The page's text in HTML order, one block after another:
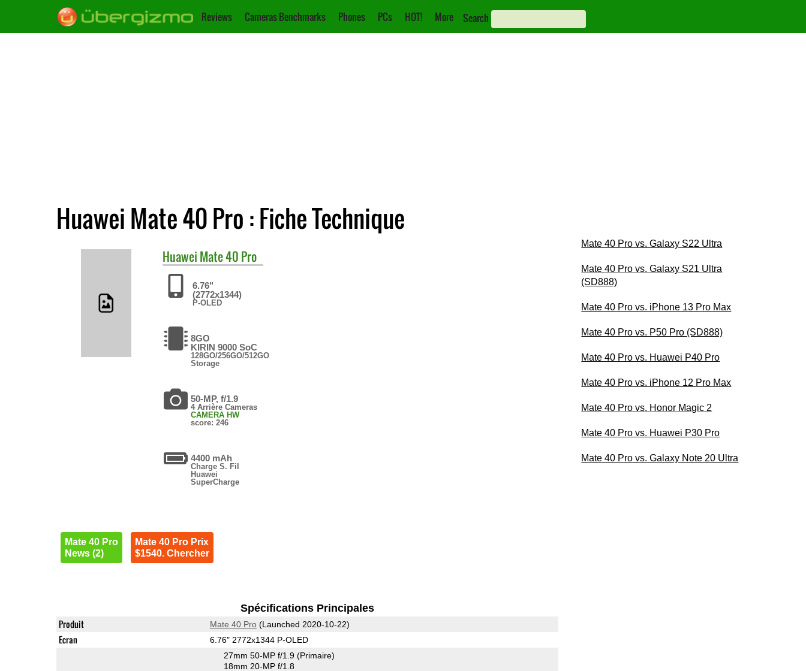
Reviews Cameras Benchmarks Phones PCs HOT! More Search
Huawei Mate 40 Pro : Fiche Technique
Huawei Mate 40 Pro
6.76"
(2772x1344)
P-OLED
8GO
KIRIN 9000 SoC
128GO/256GO/512GO
Storage
50-MP, f/1.9
4 Arrière Cameras
CAMERA HW
score: 246
4400 mAh
Charge S. Fil
Huawei
SuperCharge
Mate 40 Pro
News (2)
Mate 40 Pro Prix
$1540. Chercher
Spécifications Principales
Produit Mate 40 Pro(Launched 2020-10-22)
Ecran 6.76" 2772x1344 P-OLED
27mm 50-MP f/1.9 (Primaire)
18mm 20-MP f/1.8
Mate 40 Pro vs. Galaxy S22 Ultra
Mate 40 Pro vs. Galaxy S21 Ultra
(SD888)
Mate 40 Pro vs. iPhone 13 Pro Max
Mate 40 Pro vs. P50 Pro (SD888)
Mate 40 Pro vs. Huawei P40 Pro
Mate 40 Pro vs. iPhone 12 Pro Max
Mate 40 Pro vs. Honor Magic 2
Mate 40 Pro vs. Huawei P30 Pro
Mate 40 Pro vs. Galaxy Note 20 Ultra